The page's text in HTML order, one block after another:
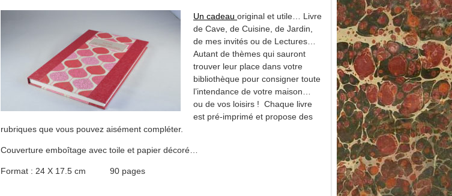
Un cadeau original et utile… Livre
de Cave, de Cuisine, de Jardin,
de mes invités ou de Lectures…
Autant de thèmes qui sauront
trouver leur place dans votre
bibliothèque pour consigner toute
l’intendance de votre maison…
ou de vos loisirs ! Chaque livre
est pré-imprimé et propose des
rubriques que vous pouvez aisément compléter.
Couverture emboîtage avec toile et papier décoré…
Format : 24 X 17.5 cm 90 pages